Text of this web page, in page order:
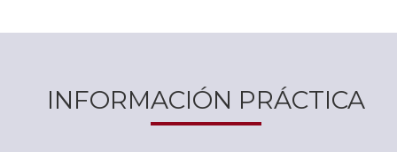
INFORMACIÓN PRÁCTICA